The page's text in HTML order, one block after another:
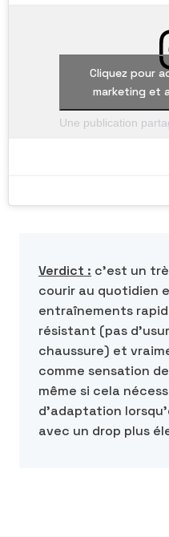
Une publication
Cliquez pour
marketing et
Verdict : c’est un
courir au quotidien
entraînements
résistant (pas
chaussure) et
comme sensation
même si cela
d’adaptation
avec un drop plus